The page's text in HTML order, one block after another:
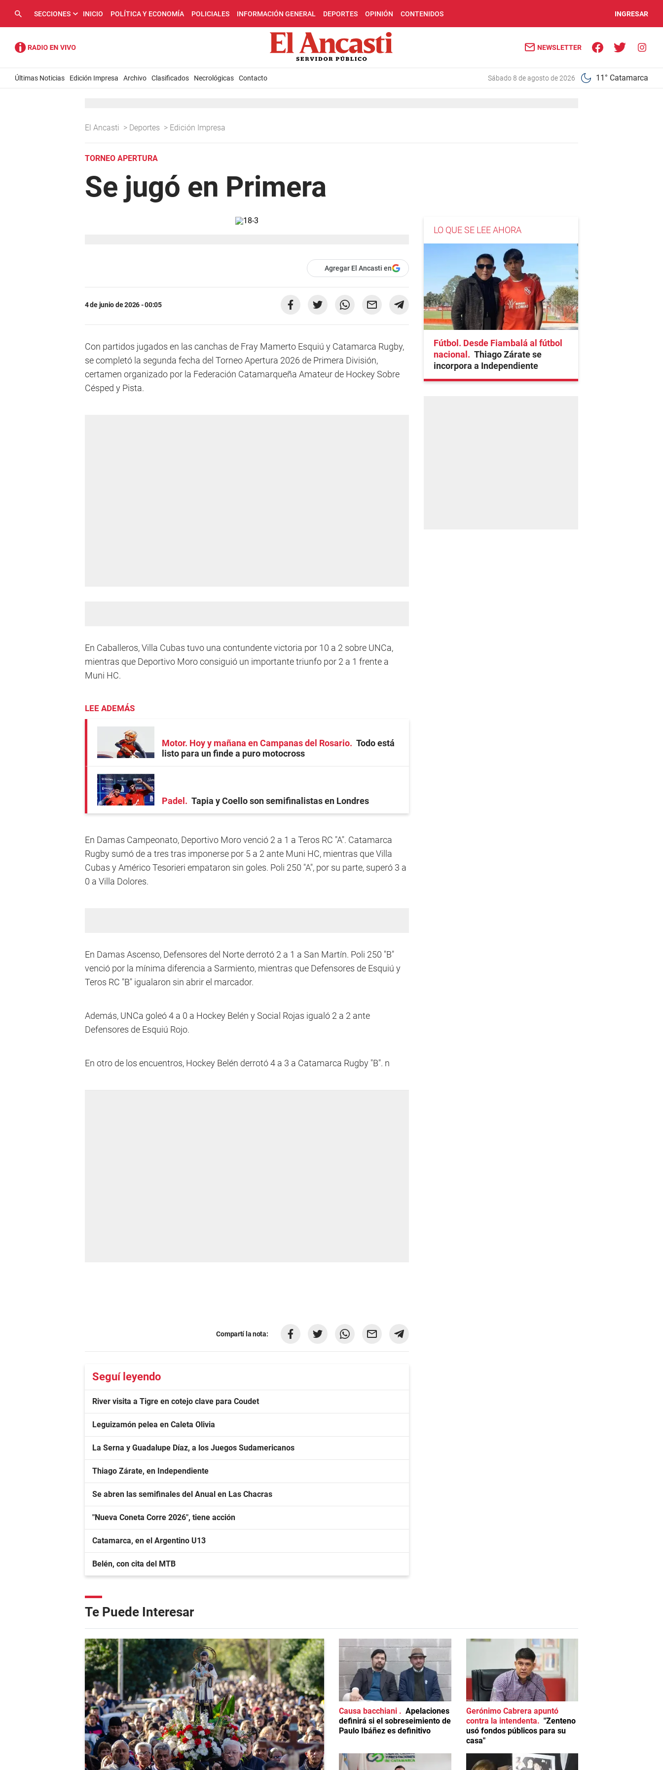
SECCIONES INICIO POLÍTICA Y ECONOMÍA POLICIALES INFORMACIÓN GENERAL DEPORTES OPINIÓN CONTENIDOS INGRESAR
NEWSLETTER
Últimas Noticias Edición Impresa Archivo Clasificados Necrológicas Contacto sábado 8 de agosto de 2026 11° Catamarca
El Ancasti > Deportes > Edición Impresa
TORNEO APERTURA
Se jugó en Primera
Agregar El Ancasti en
4 de junio de 2026 - 00:05
Con partidos jugados en las canchas de Fray Mamerto Esquiú y Catamarca Rugby,
se completó la segunda fecha del Torneo Apertura 2026 de Primera División,
certamen organizado por la Federación Catamarqueña Amateur de Hockey Sobre
Césped y Pista.
En Caballeros, Villa Cubas tuvo una contundente victoria por 10 a 2 sobre UNCa,
mientras que Deportivo Moro consiguió un importante triunfo por 2 a 1 frente a
Muni HC.
LEE ADEMÁS
Motor. Hoy y mañana en Campanas del Rosario
Todo está
listo para un finde a puro motocross
Padel Tapia y Coello son semifinalistas en Londres
En Damas Campeonato, Deportivo Moro venció 2 a 1 a Teros RC "A". Catamarca
Rugby sumó de a tres tras imponerse por 5 a 2 ante Muni HC, mientras que Villa
Cubas y Américo Tesorieri empataron sin goles. Poli 250 "A", por su parte, superó 3 a
0 a Villa Dolores.
En Damas Ascenso, Defensores del Norte derrotó 2 a 1 a San Martín. Poli 250 "B"
venció por la mínima diferencia a Sarmiento, mientras que Defensores de Esquiú y
Teros RC "B" igualaron sin abrir el marcador.
Además, UNCa goleó 4 a 0 a Hockey Belén y Social Rojas igualó 2 a 2 ante
Defensores de Esquiú Rojo.
En otro de los encuentros, Hockey Belén derrotó 4 a 3 a Catamarca Rugby "B". n
Compartí la nota:
Seguí leyendo
River visita a Tigre en cotejo clave para Coudet
Leguizamón pelea en Caleta Olivia
La Serna y Guadalupe Díaz, a los Juegos Sudamericanos
Thiago Zárate, en Independiente
Se abren las semifinales del Anual en Las Chacras
"Nueva Coneta Corre 2026", tiene acción
Catamarca, en el Argentino U13
Belén, con cita del MTB
LO QUE SE LEE AHORA
Fútbol. Desde Fiambalá al fútbol
nacional
Thiago Zárate se
incorpora a Independiente
Te Puede Interesar
Causa bacchiani
Apelaciones
definirá si el sobreseimiento de
Paulo Ibáñez es definitivo
Gerónimo Cabrera apuntó
contra la intendenta
"Zenteno
usó fondos públicos para su
casa"